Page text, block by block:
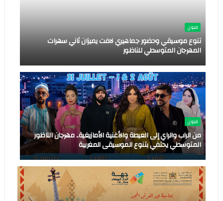
فنون
تنوع موسيقي وحضور جماهيري لافت يميزان ثاني سهرات
المهرجان المتوسطي للناظور
فنون
من الراب والراي إلى العيطة والأغنية الأمازيغية.. مهرجان الناظور
المتوسطي يحتفي بتنوع الموسيقى المغربية